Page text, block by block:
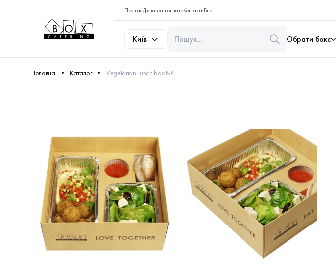
Про насДоставка і оплатаКонтактиБлог
Київ Обрати бокс
Головна Каталог Vegetarian Lunch box №1